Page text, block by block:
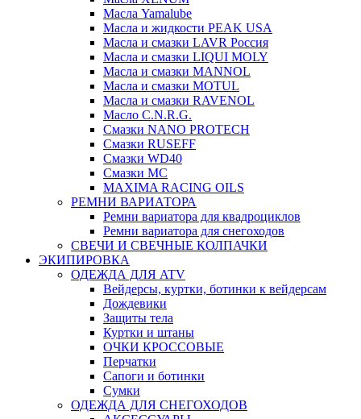
Масла Yamalube
Масла и жидкости PEAK USA
Масла и смазки LAVR Россия
Масла и смазки LIQUI MOLY
Масла и смазки MANNOL
Масла и смазки MOTUL
Масла и смазки RAVENOL
Масло C.N.R.G.
Смазки NANO PROTECH
Смазки RUSEFF
Смазки WD40
Смазки МС
MAXIMA RACING OILS
РЕМНИ ВАРИАТОРА
Ремни вариатора для квадроциклов
Ремни вариатора для снегоходов
СВЕЧИ И СВЕЧНЫЕ КОЛПАЧКИ
ЭКИПИРОВКА
ОДЕЖДА ДЛЯ ATV
Вейдерсы, куртки, ботинки к вейдерсам
Дождевики
Защиты тела
Куртки и штаны
ОЧКИ КРОССОВЫЕ
Перчатки
Сапоги и ботинки
Сумки
ОДЕЖДА ДЛЯ СНЕГОХОДОВ